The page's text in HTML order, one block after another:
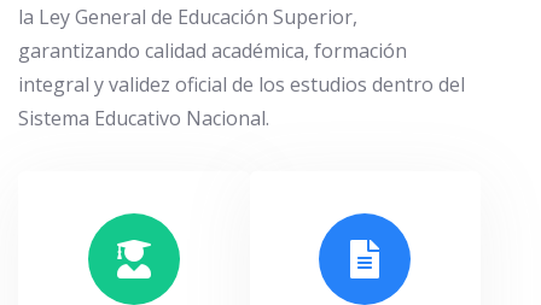
la Ley General de Educación Superior,
garantizando calidad académica, formación
integral y validez oficial de los estudios dentro del
Sistema Educativo Nacional.